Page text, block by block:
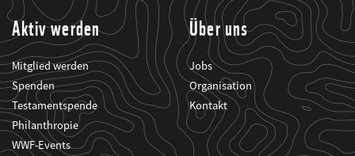
Aktiv werden
Mitglied werden
Spenden
Testamentspende
Philanthropie
WWF-Events
Über uns
Jobs
Organisation
Kontakt